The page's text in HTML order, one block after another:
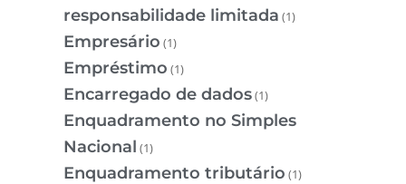
responsabilidade limitada (1)
Empresário (1)
Empréstimo (1)
Encarregado de dados(1)
Enquadramento no Simples
Nacional (1)
Enquadramento tributário (1)